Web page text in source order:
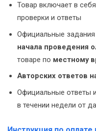
Товар включает в
проверки и ответы
Официальные
начала проведения
товаре по местному
Авторских ответов
Официальные ответы
в течении недели от